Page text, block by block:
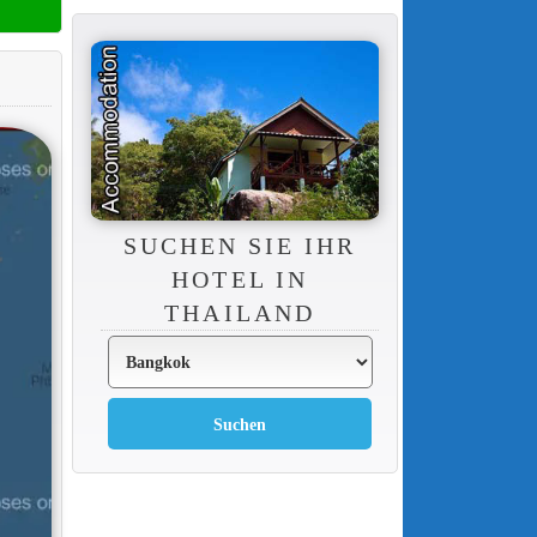
SUCHEN SIE IHR
HOTEL IN
THAILAND